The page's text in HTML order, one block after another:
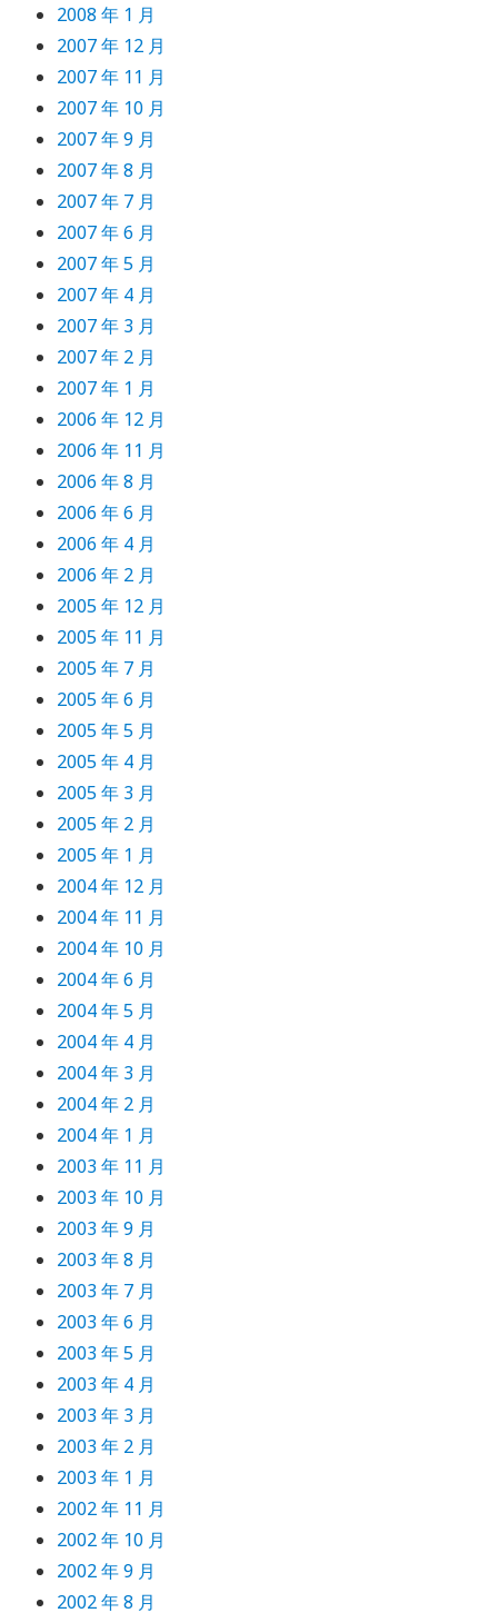
2008 年 1 月
2007 年 12 月
2007 年 11 月
2007 年 10 月
2007 年 9 月
2007 年 8 月
2007 年 7 月
2007 年 6 月
2007 年 5 月
2007 年 4 月
2007 年 3 月
2007 年 2 月
2007 年 1 月
2006 年 12 月
2006 年 11 月
2006 年 8 月
2006 年 6 月
2006 年 4 月
2006 年 2 月
2005 年 12 月
2005 年 11 月
2005 年 7 月
2005 年 6 月
2005 年 5 月
2005 年 4 月
2005 年 3 月
2005 年 2 月
2005 年 1 月
2004 年 12 月
2004 年 11 月
2004 年 10 月
2004 年 6 月
2004 年 5 月
2004 年 4 月
2004 年 3 月
2004 年 2 月
2004 年 1 月
2003 年 11 月
2003 年 10 月
2003 年 9 月
2003 年 8 月
2003 年 7 月
2003 年 6 月
2003 年 5 月
2003 年 4 月
2003 年 3 月
2003 年 2 月
2003 年 1 月
2002 年 11 月
2002 年 10 月
2002 年 9 月
2002 年 8 月